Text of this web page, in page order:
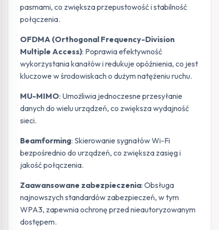
pasmami, co zwiększa przepustowość i stabilność
połączenia.
OFDMA (Orthogonal Frequency-Division
Multiple Access): Poprawia efektywność
wykorzystania kanałów i redukuje opóźnienia, co jest
kluczowe w środowiskach o dużym natężeniu ruchu.
MU-MIMO: Umożliwia jednoczesne przesyłanie
danych do wielu urządzeń, co zwiększa wydajność
sieci.
Beamforming: Skierowanie sygnałów Wi-Fi
bezpośrednio do urządzeń, co zwiększa zasięg i
jakość połączenia.
Zaawansowane zabezpieczenia: Obsługa
najnowszych standardów zabezpieczeń, w tym
WPA3, zapewnia ochronę przed nieautoryzowanym
dostępem.